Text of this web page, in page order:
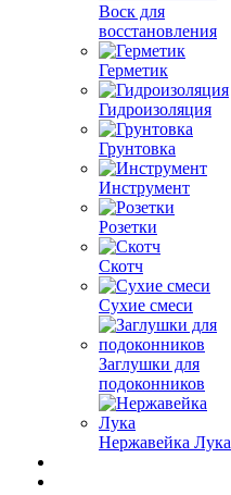
Воск для
восстановления
Герметик
Гидроизоляция
Грунтовка
Инструмент
Розетки
Скотч
Сухие смеси
Заглушки для
подоконников
Нержавейка Лука